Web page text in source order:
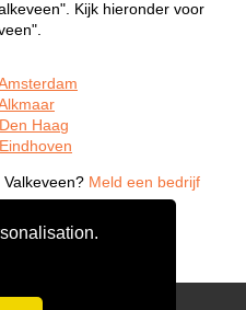
Kijk hieronder voor
Haag
Meld een bedrijf